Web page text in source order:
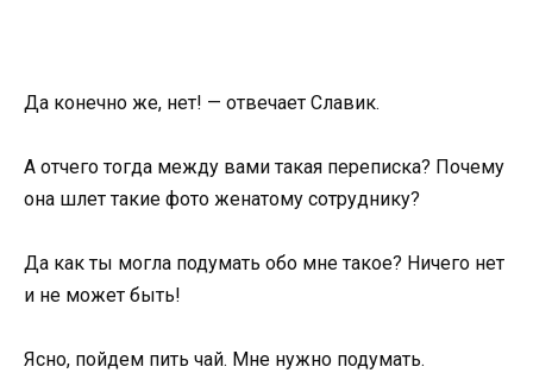
Да конечно же, нет! — отвечает Славик.
А отчего тогда между вами такая переписка? Почему
она шлет такие фото женатому сотруднику?
Да как ты могла подумать обо мне такое? Ничего нет
и не может быть!
Ясно, пойдем пить чай. Мне нужно подумать.